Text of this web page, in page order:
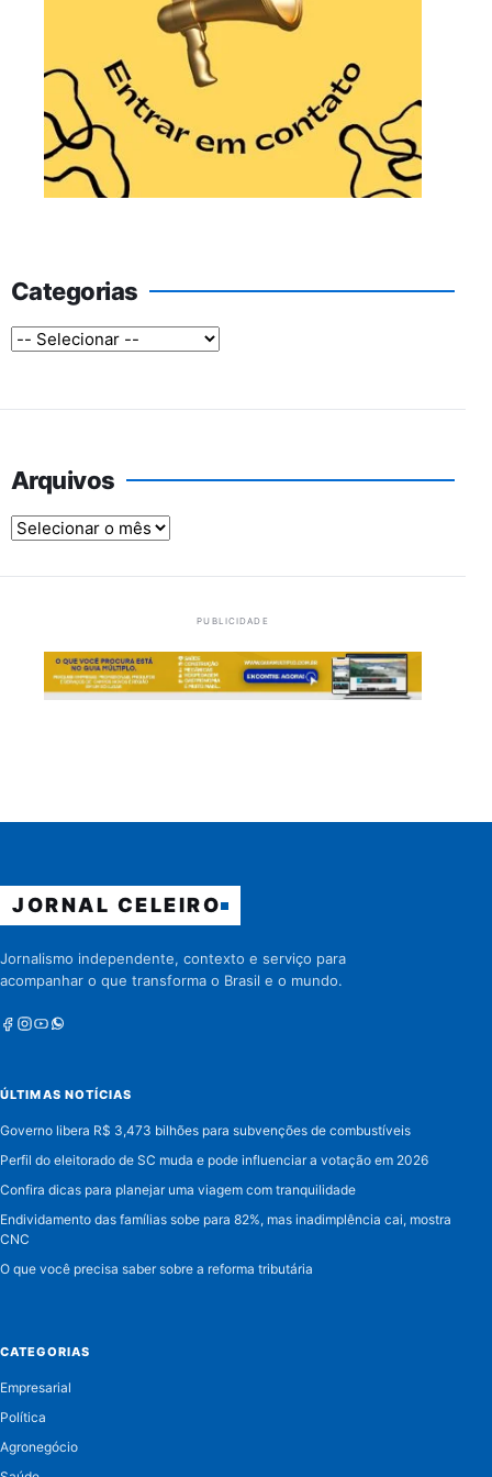
Categorias
Arquivos
Arquivos
PUBLICIDADE
JORNAL CELEIRO
Jornalismo independente, contexto e serviço para
acompanhar o que transforma o Brasil e o mundo.
Facebook
Instagram
Youtube
Whatsapp
ÚLTIMAS NOTÍCIAS
Governo libera R$ 3,473 bilhões para subvenções de combustíveis
Perfil do eleitorado de SC muda e pode influenciar a votação em 2026
Confira dicas para planejar uma viagem com tranquilidade
Endividamento das famílias sobe para 82%, mas inadimplência cai, mostra
CNC
O que você precisa saber sobre a reforma tributária
CATEGORIAS
Empresarial
Política
Agronegócio